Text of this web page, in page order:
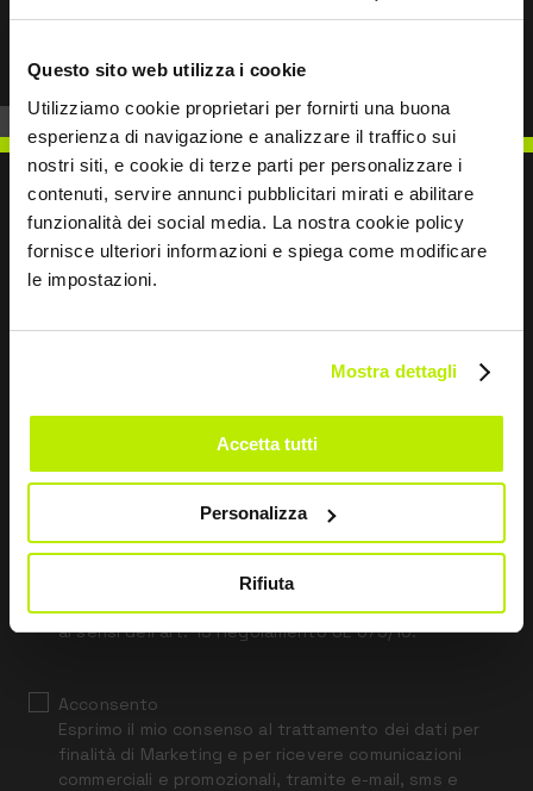
Questo sito web utilizza i cookie
Utilizziamo cookie proprietari per fornirti una buona
esperienza di navigazione e analizzare il traffico sui
nostri siti, e cookie di terze parti per personalizzare i
contenuti, servire annunci pubblicitari mirati e abilitare
funzionalità dei social media. La nostra cookie policy
fornisce ulteriori informazioni e spiega come modificare
le impostazioni.
Mostra dettagli
Accetta tutti
Personalizza
Rifiuta
SCRIVICI
Restiamo in contatto
Leave
blank
*Ho letto l’Informativa Privacy
ai sensi dell’art. 13 Regolamento UE 679/16.
Acconsento
Esprimo il mio consenso al trattamento dei dati per
finalità di Marketing e per ricevere comunicazioni
commerciali e promozionali, tramite e-mail, sms e